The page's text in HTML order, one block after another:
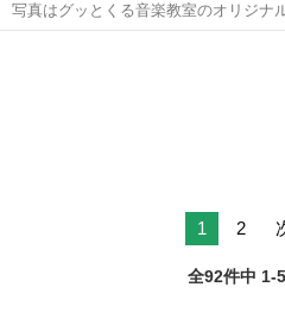
写真はグッとくる音楽教室のオリジナ
す♫ 誰だってカラオケで歌うときは上手くありたい❗️ 現役のボーカル、
1 2
全92件中 1-